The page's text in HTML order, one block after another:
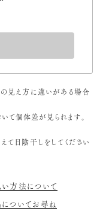
見え方に違いがある場合
て個体差が見られます。
て日陰干しをしてください
方法について
ついてお尋ね